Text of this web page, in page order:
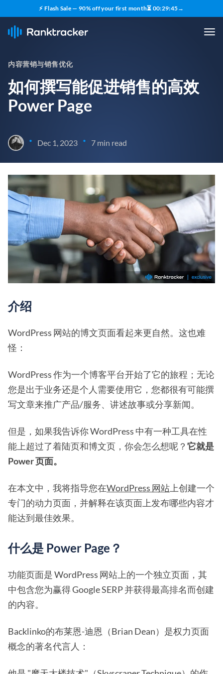
⚡ Flash Sale — 90% off your first month⏳ 00:29:44→
内容营销与销售优化
如何撰写能促进销售的高效
Power Page
• Dec 1, 2023 • 7 min read
介绍
WordPress 网站的博文页面看起来更自然。这也难
怪：
WordPress 作为一个博客平台开始了它的旅程；无论
您是出于业务还是个人需要使用它，您都很有可能撰
写文章来推广产品/服务、讲述故事或分享新闻。
但是，如果我告诉你 WordPress 中有一种工具在性
能上超过了着陆页和博文页，你会怎么想呢？ 它就是
Power 页面。
在本文中，我将指导您在WordPress 网站 上创建一个
专门的动力页面，并解释在该页面上发布哪些内容才
能达到最佳效果。
什么是 Power Page？
功能页面是 WordPress 网站上的一个独立页面，其
中包含您为赢得 Google SERP 并获得最高排名而创建
的内容。
Backlinko的布莱恩-迪恩（Brian Dean）是权力页面
概念的著名代言人：